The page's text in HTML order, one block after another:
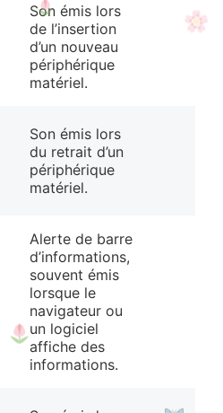
Son émis lors
de l’insertion
d’un nouveau
périphérique
matériel.
Son émis lors
du retrait d’un
périphérique
matériel.
Alerte de barre
d’informations,
souvent émis
lorsque le
navigateur ou
un logiciel
affiche des
informations.